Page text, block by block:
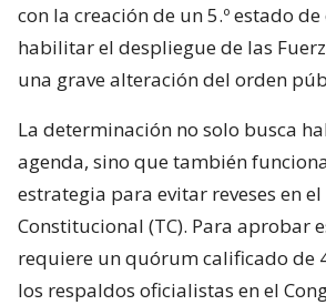
con la creación de un 5.º estado
habilitar el despliegue de las
una grave alteración del orden
La determinación no solo busca
agenda, sino que también
estrategia para evitar reveses en
Constitucional (TC). Para aprobar
requiere un quórum calificado de
los respaldos oficialistas en el